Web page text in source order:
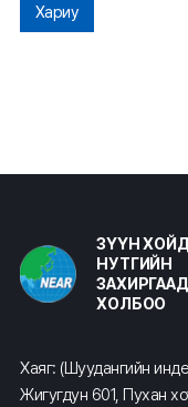
Хариу
ЗҮҮН
НУТГИЙН
ХОЛБОО
Хаяг: (Шуудангийн
Жигугдун 601, Пухан